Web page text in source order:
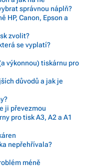
správnou náplň?
HP, Canon, Epson a
zvolit?
se vyplatí?
výkonnou) tiskárnu pro
důvodů a jak je
ji převezmou
pro tisk A3, A2 a A1
nepřehřívala?
méně